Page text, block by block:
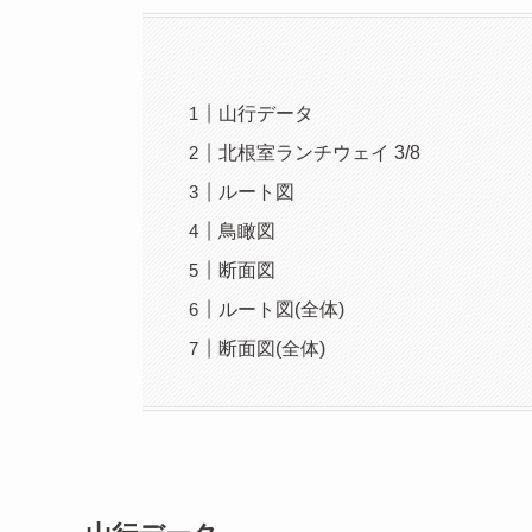
山行データ
北根室ランチウェイ 3/8
ルート図
鳥瞰図
断面図
ルート図(全体)
断面図(全体)